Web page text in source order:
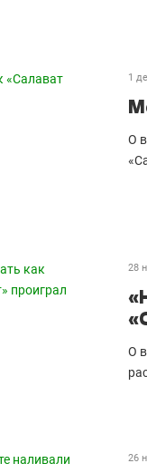
1
О
28
О
26